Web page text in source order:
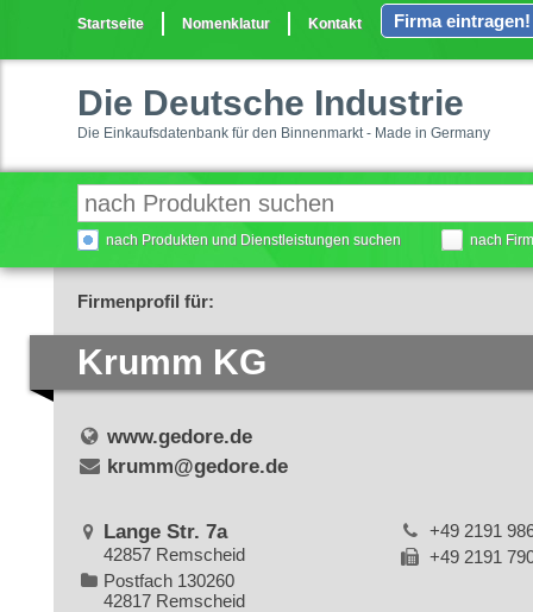
Startseite Nomenklatur Kontakt Firma eintragen!
Die Deutsche Industrie
Die Einkaufsdatenbank für den Binnenmarkt - Made in Germany
nach Produkten und Dienstleistungen suchen nach
Firmenprofil für:
Krumm KG
www.gedore.de
krumm@gedore.de
Lange Str. 7a
42857 Remscheid
Postfach 130260
42817 Remscheid
+49 2191
+49 2191